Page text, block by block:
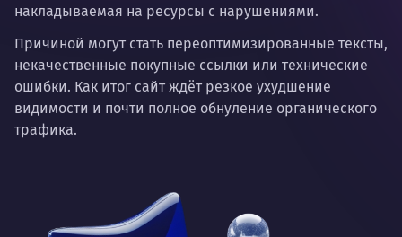
накладываемая на ресурсы с нарушениями.
Причиной могут стать переоптимизированные тексты,
некачественные покупные ссылки или технические
ошибки. Как итог сайт ждёт резкое ухудшение
видимости и почти полное обнуление органического
трафика.